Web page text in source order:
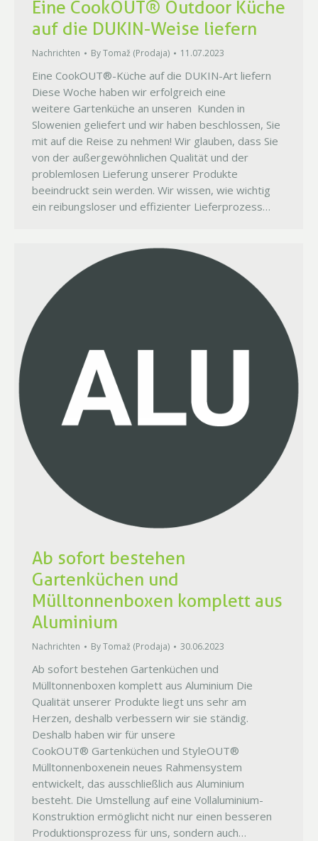
Eine CookOUT® Outdoor Küche
auf die DUKIN-Weise liefern
Nachrichten ByTomaž (Prodaja) 11.07.2023
Eine CookOUT®-Küche auf die DUKIN-Art liefern
Diese Woche haben wir erfolgreich eine
weitere Gartenküche an unseren Kunden in
Slowenien geliefert und wir haben beschlossen, Sie
mit auf die Reise zu nehmen! Wir glauben, dass Sie
von der außergewöhnlichen Qualität und der
problemlosen Lieferung unserer Produkte
beeindruckt sein werden. Wir wissen, wie wichtig
ein reibungsloser und effizienter Lieferprozess…
Ab sofort bestehen
Gartenküchen und
Mülltonnenboxen komplett aus
Aluminium
Nachrichten ByTomaž (Prodaja) 30.06.2023
Ab sofort bestehen Gartenküchen und
Mülltonnenboxen komplett aus Aluminium Die
Qualität unserer Produkte liegt uns sehr am
Herzen, deshalb verbessern wir sie ständig.
Deshalb haben wir für unsere
CookOUT® Gartenküchen und StyleOUT®
Mülltonnenboxenein neues Rahmensystem
entwickelt, das ausschließlich aus Aluminium
besteht. Die Umstellung auf eine Vollaluminium-
Konstruktion ermöglicht nicht nur einen besseren
Produktionsprozess für uns, sondern auch…